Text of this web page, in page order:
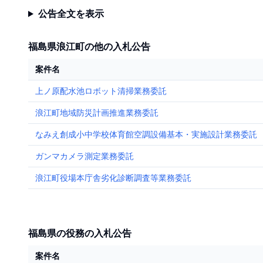
公告全文を表示
福島県浪江町の他の入札公告
案件名
上ノ原配水池ロボット清掃業務委託
浪江町地域防災計画推進業務委託
なみえ創成小中学校体育館空調設備基本・実施設計業務委託
ガンマカメラ測定業務委託
浪江町役場本庁舎劣化診断調査等業務委託
福島県の役務の入札公告
案件名